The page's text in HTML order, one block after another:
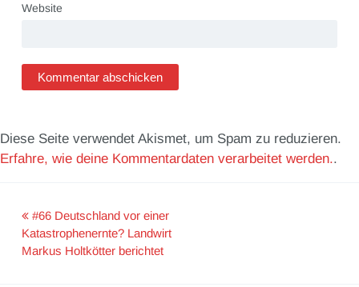
Website
Diese Seite verwendet Akismet, um Spam zu reduzieren.
Erfahre, wie deine Kommentardaten verarbeitet werden..
Post
#66 Deutschland vor einer
Katastrophenernte? Landwirt
Markus Holtkötter berichtet